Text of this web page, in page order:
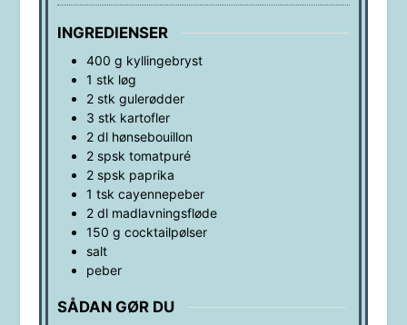
INGREDIENSER
400 g kyllingebryst
1 stk løg
2 stk gulerødder
3 stk kartofler
2 dl hønsebouillon
2 spsk tomatpuré
2 spsk paprika
1 tsk cayennepeber
2 dl madlavningsfløde
150 g cocktailpølser
salt
peber
SÅDAN GØR DU